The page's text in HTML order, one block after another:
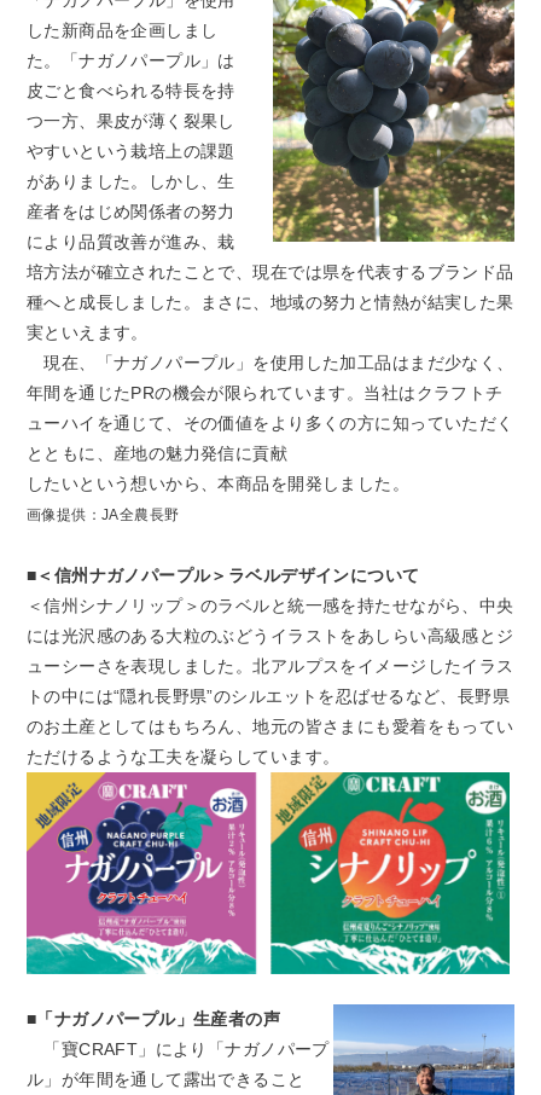
した新商品を企画しまし
た。「ナガノパープル」は
皮ごと食べられる特長を持
つ一方、果皮が薄く裂果し
やすいという栽培上の課題
がありました。しかし、生
産者をはじめ関係者の努力
により品質改善が進み、栽
培方法が確立されたことで、現在では県を代表するブランド品
種へと成長しました。まさに、地域の努力と情熱が結実した果
実といえます。
現在、「ナガノパープル」を使用した加工品はまだ少なく、
年間を通じたPRの機会が限られています。当社はクラフトチ
ューハイを通じて、その価値をより多くの方に知っていただく
とともに、産地の魅力発信に貢献
したいという想いから、本商品を開発しました。
画像提供：JA全農長野
■＜信州ナガノパープル＞ラベルデザインについて
＜信州シナノリップ＞のラベルと統一感を持たせながら、中央
には光沢感のある大粒のぶどうイラストをあしらい高級感とジ
ューシーさを表現しました。北アルプスをイメージしたイラス
トの中には“隠れ長野県”のシルエットを忍ばせるなど、長野県
のお土産としてはもちろん、地元の皆さまにも愛着をもってい
ただけるような工夫を凝らしています。
■「ナガノパープル」生産者の声
「寶CRAFT」により「ナガノパープ
ル」が年間を通して露出できること